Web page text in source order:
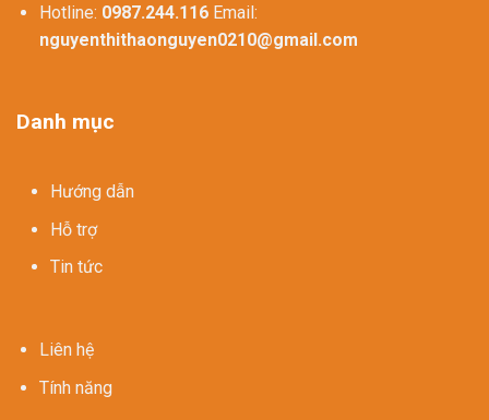
Hotline: 0987.244.116Email:
nguyenthithaonguyen0210@gmail.com
Danh mục
Hướng dẫn
Hỗ trợ
Tin tức
Liên hệ
Tính năng